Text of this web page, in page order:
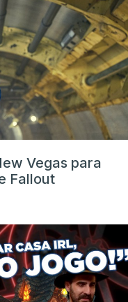
Vegas para
Fallout